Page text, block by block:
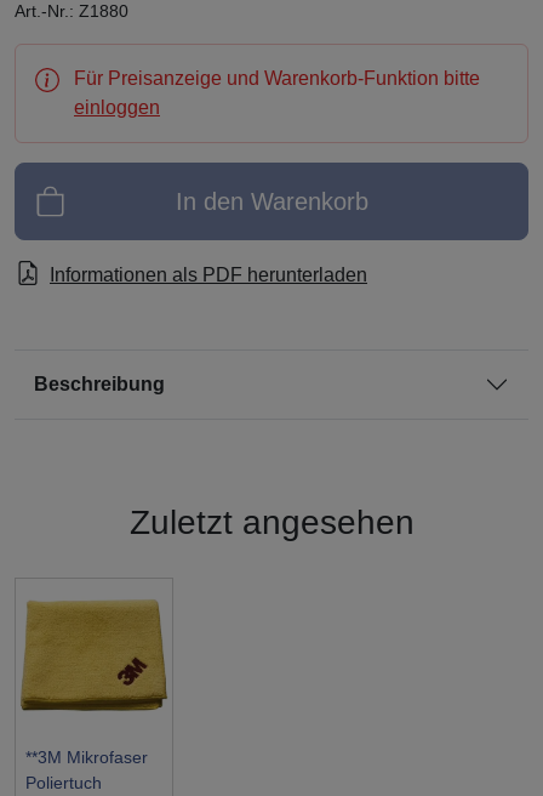
Art.-Nr.: Z1880
Für Preisanzeige und Warenkorb-Funktion bitte
einloggen
In den Warenkorb
Informationen als PDF herunterladen
Beschreibung
Zuletzt angesehen
**3M Mikrofaser
Poliertuch